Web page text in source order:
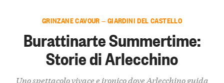
GRINZANE CAVOUR — GIARDINI DEL CASTELLO
Burattinarte Summertime:
Storie di Arlecchino
Uno spettacolo vivace e ironico dove Arlecchino guida